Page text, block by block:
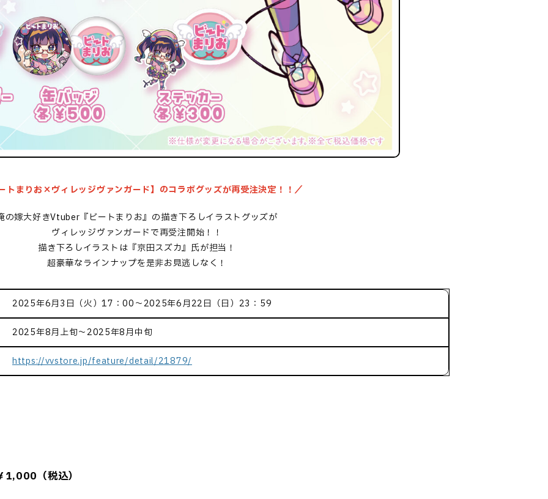
トまりお×ヴィレッジヴァンガード】のコラボグッズが再受注決定！！／
の嫁大好きVtuber『ビートまりお』の描き下ろしイラストグッズが
ヴィレッジヴァンガードで再受注開始！！
描き下ろしイラストは『京田スズカ』氏が担当！
超豪華なラインナップを是非お見逃しなく！
2025年6月3日（火）17：00～2025年6月22日（日）23：59
2025年8月上旬～2025年8月中旬
https://vvstore.jp/feature/detail/21879/
（税込）